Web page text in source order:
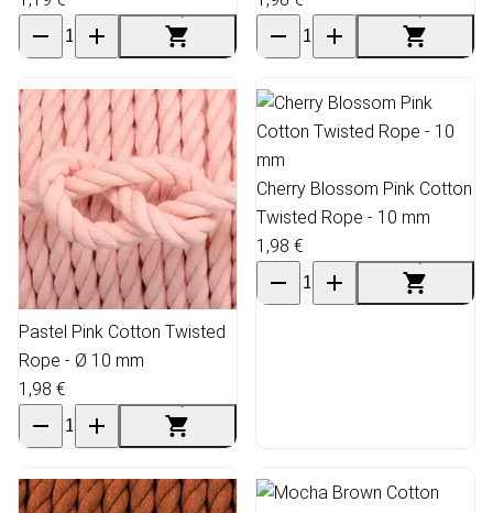
Pastel Pink Cotton Twisted
Rope - Ø 10 mm
1,98 €
Cherry Blossom Pink Cotton
Twisted Rope - 10 mm
1,98 €